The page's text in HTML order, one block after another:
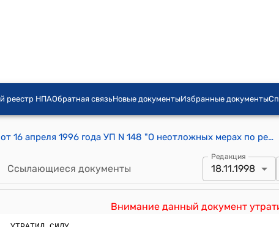
реестр НПАОбратная связьНовые документыИзбранные документы
Указ Президента КР от 16 апреля 1996 года УП N 148 "О неотложных мерах по реконструкции автомобильной дороги "Бишкек - Ош"
Ссылающиеся документы
Редакция
18.11.1998
Внимание данный документ